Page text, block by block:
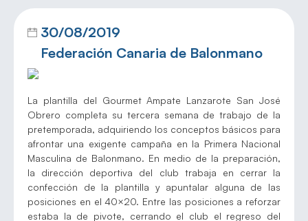
30/08/2019
Federación Canaria de Balonmano
La plantilla del Gourmet Ampate Lanzarote San José
Obrero completa su tercera semana de trabajo de la
pretemporada, adquiriendo los conceptos básicos para
afrontar una exigente campaña en la Primera Nacional
Masculina de Balonmano. En medio de la preparación,
la dirección deportiva del club trabaja en cerrar la
confección de la plantilla y apuntalar alguna de las
posiciones en el 40×20. Entre las posiciones a reforzar
estaba la de pivote, cerrando el club el regreso del